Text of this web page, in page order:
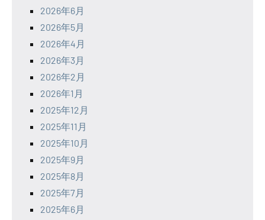
2026年6月
2026年5月
2026年4月
2026年3月
2026年2月
2026年1月
2025年12月
2025年11月
2025年10月
2025年9月
2025年8月
2025年7月
2025年6月